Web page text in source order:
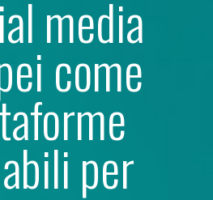
media
come
per